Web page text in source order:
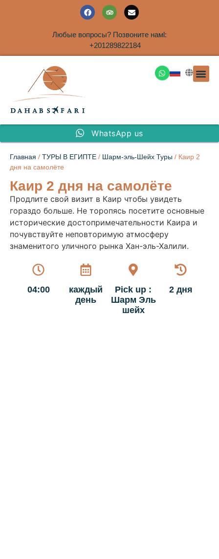
Любые вопросы? Позвоните намl:
+201289822184
WhatsApp us
Главная / ТУРЫ В ЕГИПТЕ / Шарм-эль-Шейх Туры / Каир 2
дня на самолёте
Каир 2 дня на самолёте
Продлите свой визит в Каир чтобы увидеть
гораздо больше. Не торопясь посетите основные
исторические достопримечательности Каира и
почувствуйте неповторимую атмосферу
знаменитого уличного рынка Хан-эль-Халили.
04:00
каждый
день
Pick up :
Шарм Эль
шейх
2 дня